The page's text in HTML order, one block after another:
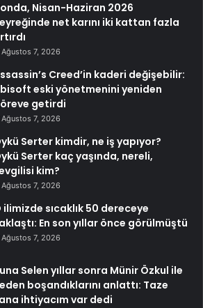
Nisan-Haziran 2026
net karını iki kattan fazla
Ağustos 7, 2026
Creed’in kaderi değişebilir:
eski yönetmenini yeniden
getirdi
Ağustos 7, 2026
Serter kimdir, ne iş yapıyor?
Serter kaç yaşında, nereli,
kim?
Ağustos 7, 2026
ilimizde sıcaklık 50 dereceye
En son yıllar önce görülmüştü
Ağustos 7, 2026
Selen yıllar sonra Münir Özkul ile
boşandıklarını anlattı: Taze
ihtiyacım var dedi